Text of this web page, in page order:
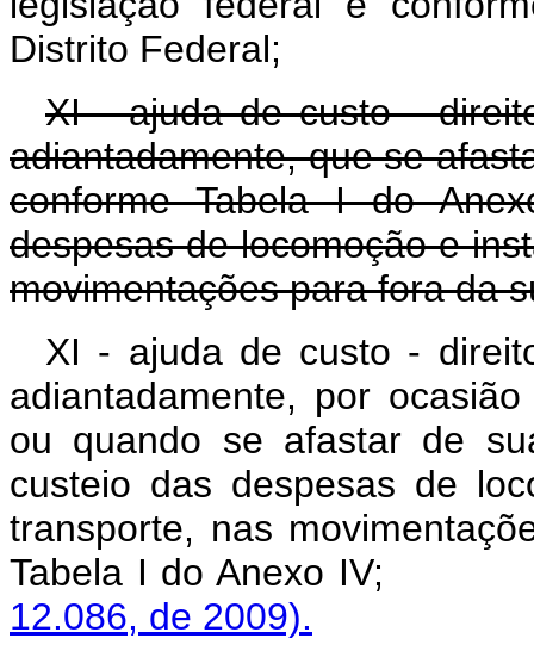
Distrito Federal;
XI - ajuda de custo -
adiantadamente, que se
conforme Tabela I do
despesas de locomoção e
movimentações para fora da
XI - ajuda de custo -
adiantadamente, por
ou quando se afastar de
custeio das despesas de
transporte, nas
Tabela I do
12.086, de 2009).